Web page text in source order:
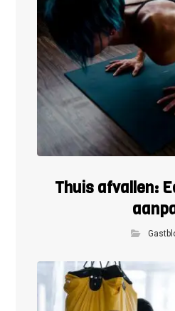
Thuis afvallen: